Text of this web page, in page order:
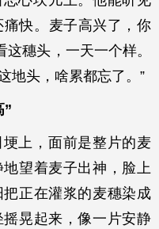
痛快。麦子高兴了，你
这穗头，一天一个样。
地头，啥累都忘了。”
”
上，面前是整片的麦
望着麦子出神，脸上
正在灌浆的麦穗染成
晃起来，像一片安静